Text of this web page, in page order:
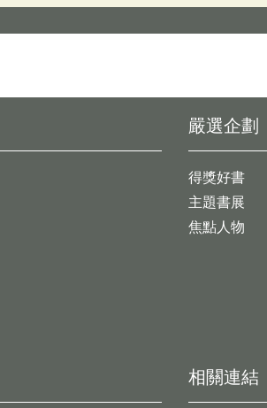
嚴選企劃
得獎好書
主題書展
焦點人物
相關連結